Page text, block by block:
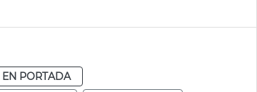
EN PORTADA